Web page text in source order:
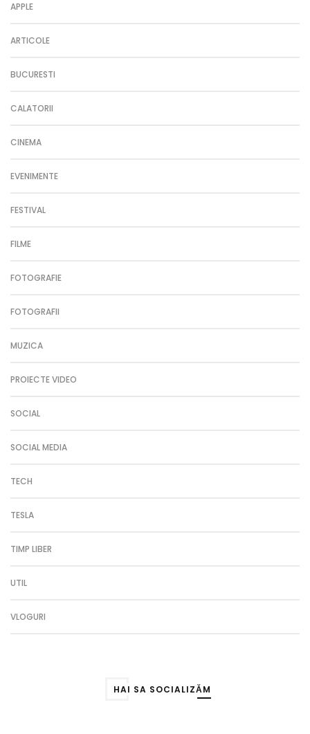
APPLE
ARTICOLE
BUCURESTI
CALATORII
CINEMA
EVENIMENTE
FESTIVAL
FILME
FOTOGRAFIE
FOTOGRAFII
MUZICA
PROIECTE VIDEO
SOCIAL
SOCIAL MEDIA
TECH
TESLA
TIMP LIBER
UTIL
VLOGURI
HAI SA SOCIALIZĂM